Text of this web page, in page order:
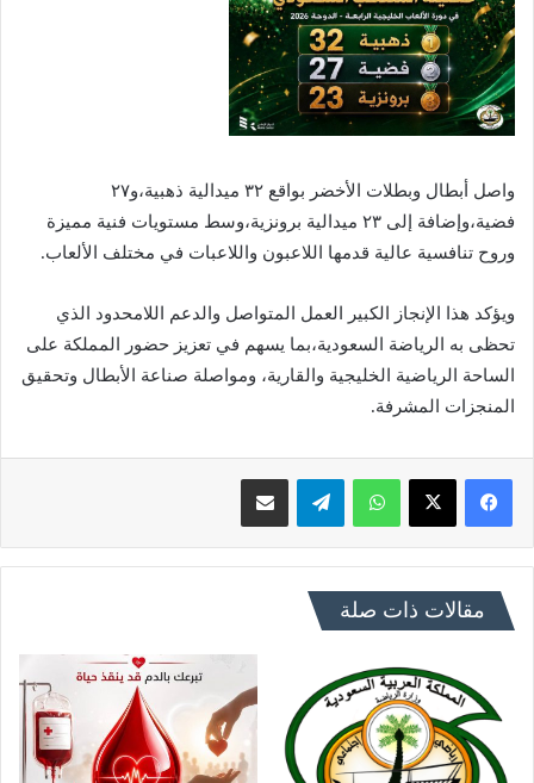
واصل أبطال وبطلات الأخضر بواقع ٣٢ ميدالية ذهبية،و٢٧
فضية،وإضافة إلى ٢٣ ميدالية برونزية،وسط مستويات فنية مميزة
وروح تنافسية عالية قدمها اللاعبون واللاعبات في مختلف الألعاب.
ويؤكد هذا الإنجاز الكبير العمل المتواصل والدعم اللامحدود الذي
تحظى به الرياضة السعودية،بما يسهم في تعزيز حضور المملكة على
الساحة الرياضية الخليجية والقارية، ومواصلة صناعة الأبطال وتحقيق
المنجزات المشرفة.
فيسبوك X واتساب تيلقرام
مقالات ذات صلة